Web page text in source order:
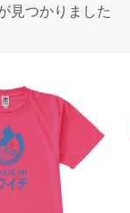
見つかりました